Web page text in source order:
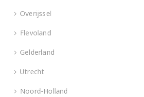
Overijssel
Flevoland
Gelderland
Utrecht
Noord-Holland